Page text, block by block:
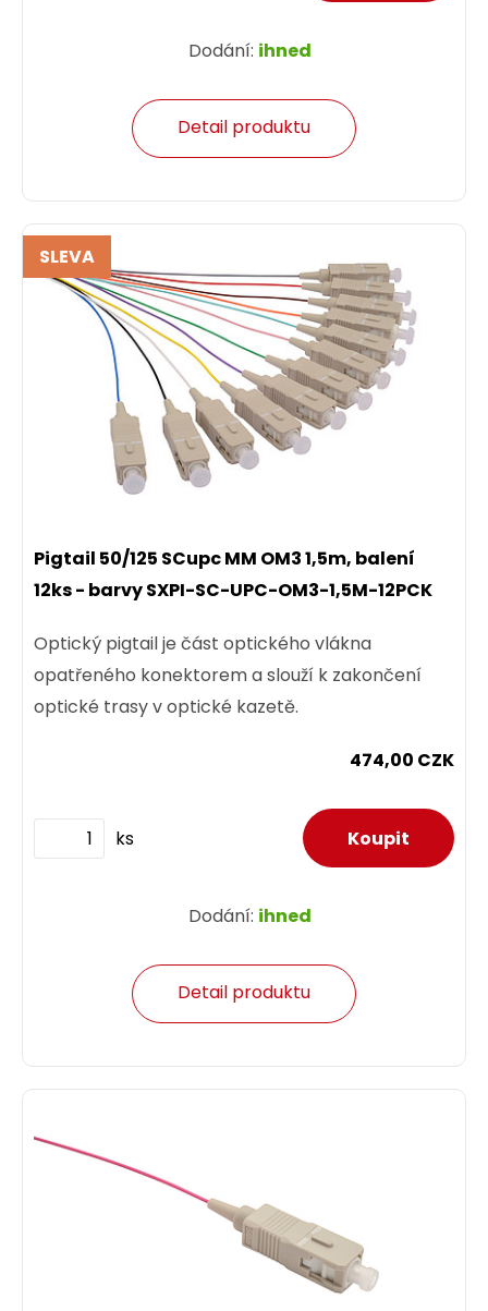
Dodání: ihned
Detail produktu
SLEVA
Pigtail 50/125 SCupc MM OM3 1,5m, balení
12ks - barvy SXPI-SC-UPC-OM3-1,5M-12PCK
Optický pigtail je část optického vlákna
opatřeného konektorem a slouží k zakončení
optické trasy v optické kazetě.
474,00 CZK
ks
Dodání: ihned
Detail produktu